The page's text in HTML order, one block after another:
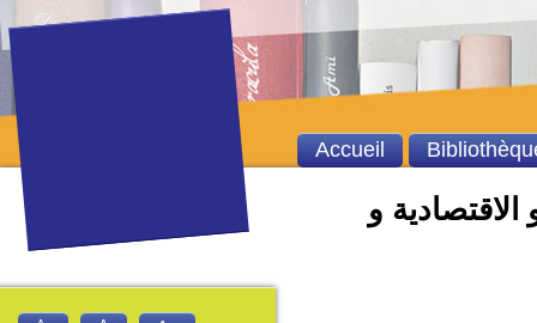
الاقتصادية و
Accueil